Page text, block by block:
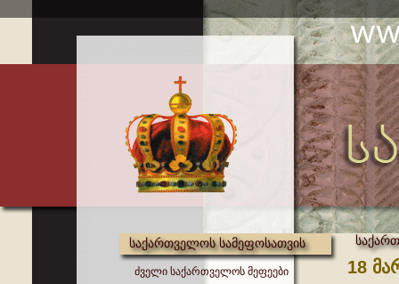
საქართველოს სამეფოსათვის
ძველი საქართველოს მეფეები
18